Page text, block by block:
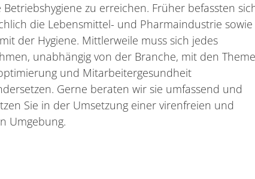
zu erreichen. Früher befassten
die Lebensmittel- und Pharmaindustrie sowie
der Hygiene. Mittlerweile muss sich jedes
unabhängig von der Branche, mit den
und Mitarbeitergesundheit
Gerne beraten wir sie umfassend und
Sie in der Umsetzung einer virenfreien und
Umgebung.